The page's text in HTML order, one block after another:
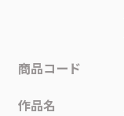
商品コード
作品名